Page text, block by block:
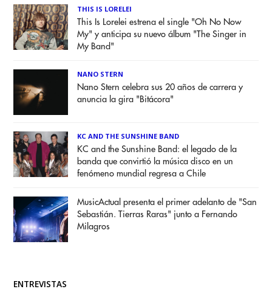
THIS IS LORELEI
This Is Lorelei estrena el single "Oh No Now
My" y anticipa su nuevo álbum "The Singer in
My Band"
NANO STERN
Nano Stern celebra sus 20 años de carrera y
anuncia la gira "Bitácora"
KC AND THE SUNSHINE BAND
KC and the Sunshine Band: el legado de la
banda que convirtió la música disco en un
fenómeno mundial regresa a Chile
MusicActual presenta el primer adelanto de "San
Sebastián. Tierras Raras" junto a Fernando
Milagros
ENTREVISTAS